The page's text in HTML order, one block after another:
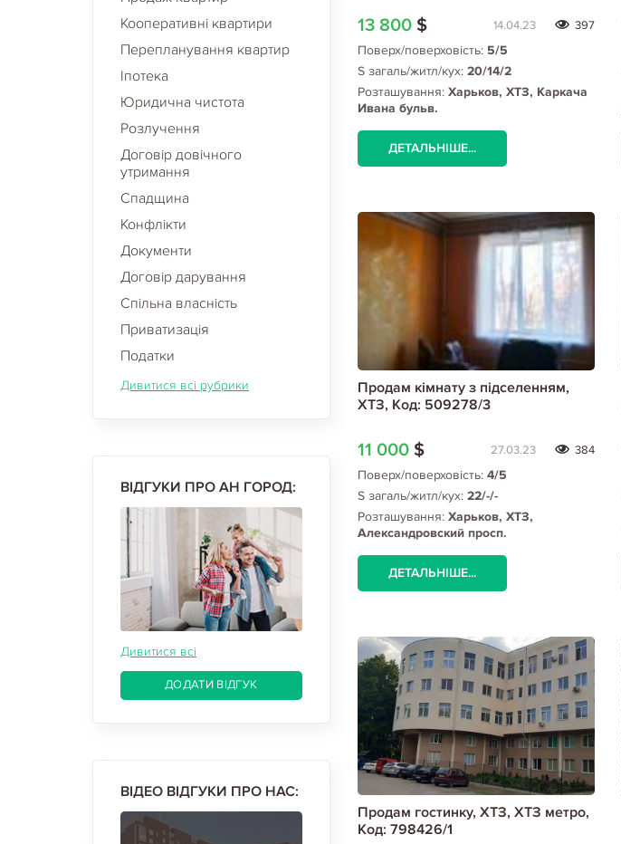
Кооперативні квартири
Перепланування квартир
Іпотека
Юридична чистота
Розлучення
Договір довічного
утримання
Спадщина
Конфлікти
Документи
Договір дарування
Спільна власність
Приватизація
Податки
Дивитися всі рубрики
ВІДГУКИ ПРО АН ГОРОД:
Дивитися всі
ДОДАТИ ВІДГУК
ВІДЕО ВІДГУКИ ПРО НАС:
13 800 $ 14.04.23 397
Поверх/поверховість: 5/5
S загаль/житл/кух: 20/14/2
Розташування: Харьков, ХТЗ, Каркача
Ивана бульв.
ДЕТАЛЬНІШЕ...
Продам кімнату з підселенням,
ХТЗ, Код: 509278/3
11 000 $ 27.03.23 384
Поверх/поверховість: 4/5
S загаль/житл/кух: 22/-/-
Розташування: Харьков, ХТЗ,
Александровский просп.
ДЕТАЛЬНІШЕ...
Продам гостинку, ХТЗ, ХТЗ метро,
Код: 798426/1